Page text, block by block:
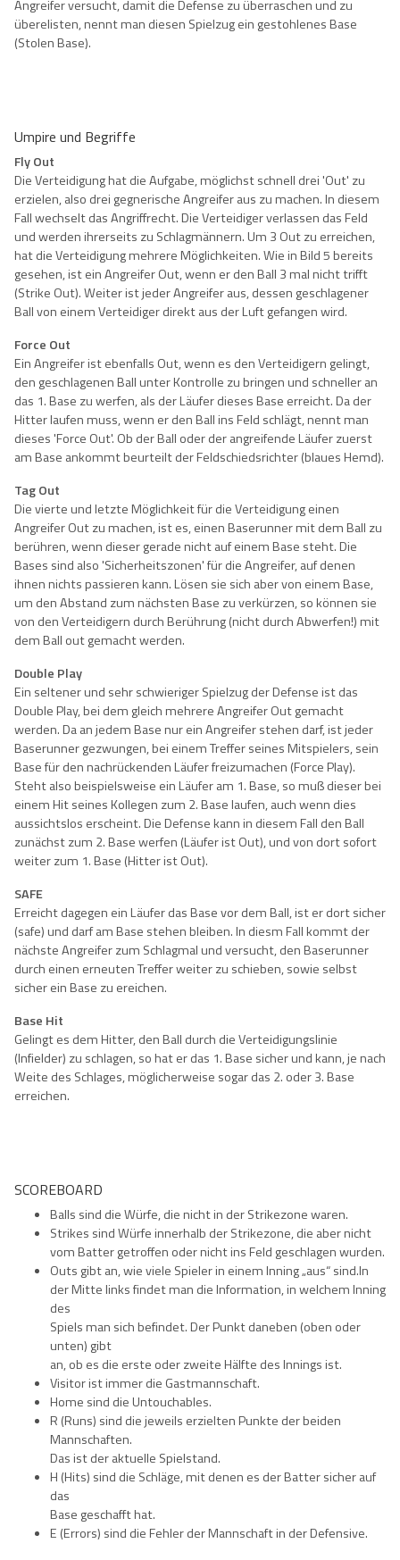
Angreifer versucht, damit die Defense zu überraschen und zu
überelisten, nennt man diesen Spielzug ein gestohlenes Base
(Stolen Base).
Umpire und Begriffe
Fly Out
Die Verteidigung hat die Aufgabe, möglichst schnell drei 'Out' zu
erzielen, also drei gegnerische Angreifer aus zu machen. In diesem
Fall wechselt das Angriffrecht. Die Verteidiger verlassen das Feld
und werden ihrerseits zu Schlagmännern. Um 3 Out zu erreichen,
hat die Verteidigung mehrere Möglichkeiten. Wie in Bild 5 bereits
gesehen, ist ein Angreifer Out, wenn er den Ball 3 mal nicht trifft
(Strike Out). Weiter ist jeder Angreifer aus, dessen geschlagener
Ball von einem Verteidiger direkt aus der Luft gefangen wird.
Force Out
Ein Angreifer ist ebenfalls Out, wenn es den Verteidigern gelingt,
den geschlagenen Ball unter Kontrolle zu bringen und schneller an
das 1. Base zu werfen, als der Läufer dieses Base erreicht. Da der
Hitter laufen muss, wenn er den Ball ins Feld schlägt, nennt man
dieses 'Force Out'. Ob der Ball oder der angreifende Läufer zuerst
am Base ankommt beurteilt der Feldschiedsrichter (blaues Hemd).
Tag Out
Die vierte und letzte Möglichkeit für die Verteidigung einen
Angreifer Out zu machen, ist es, einen Baserunner mit dem Ball zu
berühren, wenn dieser gerade nicht auf einem Base steht. Die
Bases sind also 'Sicherheitszonen' für die Angreifer, auf denen
ihnen nichts passieren kann. Lösen sie sich aber von einem Base,
um den Abstand zum nächsten Base zu verkürzen, so können sie
von den Verteidigern durch Berührung (nicht durch Abwerfen!) mit
dem Ball out gemacht werden.
Double Play
Ein seltener und sehr schwieriger Spielzug der Defense ist das
Double Play, bei dem gleich mehrere Angreifer Out gemacht
werden. Da an jedem Base nur ein Angreifer stehen darf, ist jeder
Baserunner gezwungen, bei einem Treffer seines Mitspielers, sein
Base für den nachrückenden Läufer freizumachen (Force Play).
Steht also beispielsweise ein Läufer am 1. Base, so muß dieser bei
einem Hit seines Kollegen zum 2. Base laufen, auch wenn dies
aussichtslos erscheint. Die Defense kann in diesem Fall den Ball
zunächst zum 2. Base werfen (Läufer ist Out), und von dort sofort
weiter zum 1. Base (Hitter ist Out).
SAFE
Erreicht dagegen ein Läufer das Base vor dem Ball, ist er dort sicher
(safe) und darf am Base stehen bleiben. In diesm Fall kommt der
nächste Angreifer zum Schlagmal und versucht, den Baserunner
durch einen erneuten Treffer weiter zu schieben, sowie selbst
sicher ein Base zu ereichen.
Base Hit
Gelingt es dem Hitter, den Ball durch die Verteidigungslinie
(Infielder) zu schlagen, so hat er das 1. Base sicher und kann, je nach
Weite des Schlages, möglicherweise sogar das 2. oder 3. Base
erreichen.
SCOREBOARD
Balls sind die Würfe, die nicht in der Strikezone waren.
Strikes sind Würfe innerhalb der Strikezone, die aber nicht
vom Batter getroffen oder nicht ins Feld geschlagen wurden.
Outs gibt an, wie viele Spieler in einem Inning „aus“ sind.In
der Mitte links findet man die Information, in welchem Inning
des
Spiels man sich befindet. Der Punkt daneben (oben oder
unten) gibt
an, ob es die erste oder zweite Hälfte des Innings ist.
Visitor ist immer die Gastmannschaft.
Home sind die Untouchables.
R (Runs) sind die jeweils erzielten Punkte der beiden
Mannschaften.
Das ist der aktuelle Spielstand.
H (Hits) sind die Schläge, mit denen es der Batter sicher auf
das
Base geschafft hat.
E (Errors) sind die Fehler der Mannschaft in der Defensive.